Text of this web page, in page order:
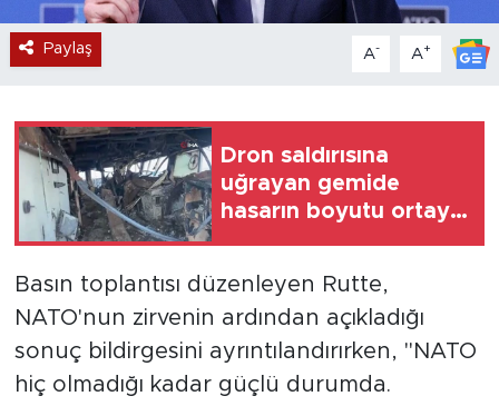
Paylaş A- A+
Dron saldırısına
uğrayan gemide
hasarın boyutu ortaya
Basın toplantısı düzenleyen Rutte,
NATO'nun zirvenin ardından açıkladığı
sonuç bildirgesini ayrıntılandırırken, "NATO
hiç olmadığı kadar güçlü durumda.